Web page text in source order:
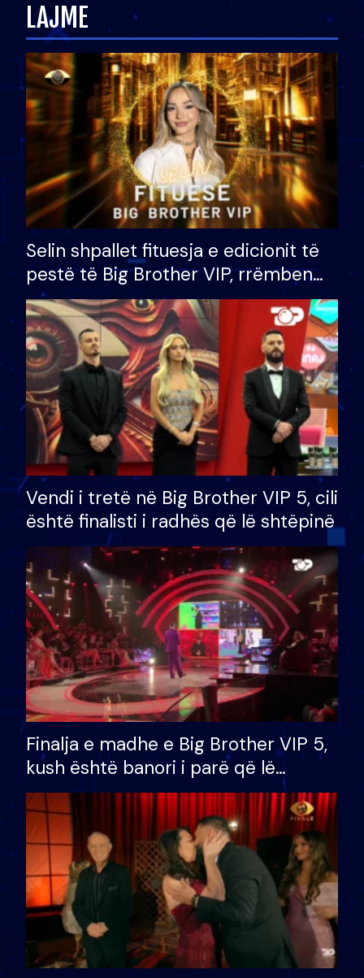
LAJME
Selin shpallet fituesja e edicionit të
pestë të Big Brother VIP, rrëmben
çmimin e madh prej 100 mijë eurosh
Vendi i tretë në Big Brother VIP 5, cili
është finalisti i radhës që lë shtëpinë
Finalja e madhe e Big Brother VIP 5,
kush është banori i parë që lë
shtëpinë dhe humb mundësinë për
të fituar çmimin e madh